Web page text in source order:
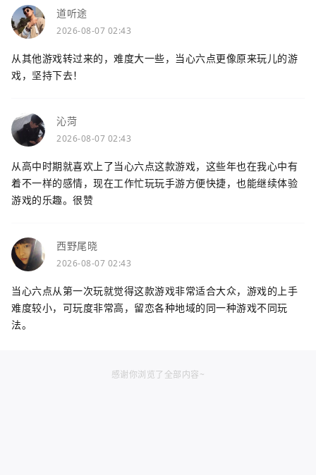
道听途
2026-08-07 02:43
从其他游戏转过来的，难度大一些，当心六点更像原来玩儿的游
戏，坚持下去！
沁菏
2026-08-07 02:43
从高中时期就喜欢上了当心六点这款游戏，这些年也在我心中有
着不一样的感情，现在工作忙玩玩手游方便快捷，也能继续体验
游戏的乐趣。很赞
西野尾晓
2026-08-07 02:43
当心六点从第一次玩就觉得这款游戏非常适合大众，游戏的上手
难度较小，可玩度非常高，留恋各种地域的同一种游戏不同玩
法。
感谢你浏览了全部内容~